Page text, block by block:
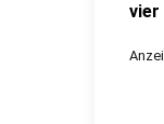
vier